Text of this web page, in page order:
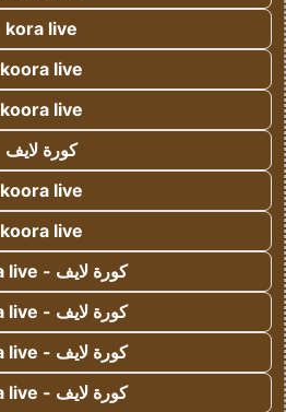
kora live
koora live
koora live
كورة لايف
koora live
koora live
كورة لايف - koora live
كورة لايف - koora live
كورة لايف - koora live
كورة لايف - koora live